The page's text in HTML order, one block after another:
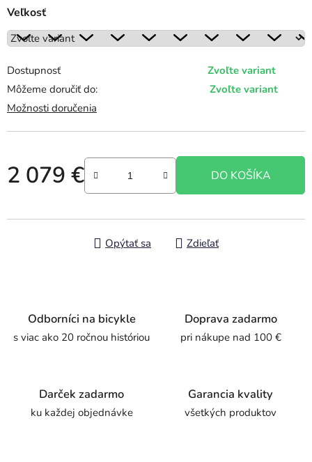
Veľkosť
Dostupnosť
Zvoľte variant
Môžeme doručiť do:
Zvoľte variant
Možnosti doručenia
2 079 €
Jednotková cena:
DO KOŠÍKA
Opýtať sa Zdieľať
Odborníci na bicykle
s viac ako 20 ročnou históriou
Doprava zadarmo
pri nákupe nad 100 €
Darček zadarmo
ku každej objednávke
Garancia kvality
všetkých produktov